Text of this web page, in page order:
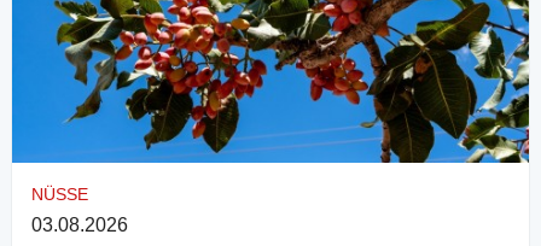
NÜSSE
03.08.2026